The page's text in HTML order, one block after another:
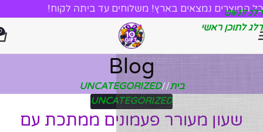
דלג לניווט
דלג לתוכן ראשי
כל המוצרים נמצאים בארץ! משלוחים עד ביתה לקוח!
Blog
בית/
UNCATEGORIZED
UNCATEGORIZED
שעון מעורר פעמונים ממתכת עם